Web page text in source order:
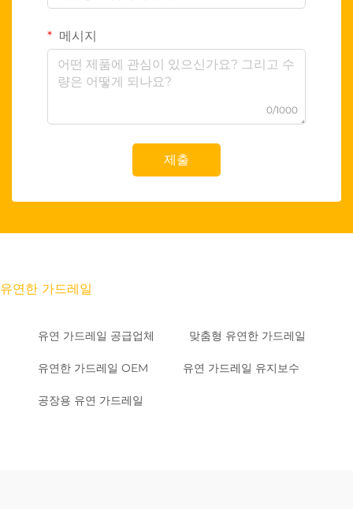
메시지
0/1000
제출
유연한 가드레일
유연 가드레일 공급업체 맞춤형 유연한 가드레일
유연한 가드레일 OEM 유연 가드레일 유지보수
공장용 유연 가드레일